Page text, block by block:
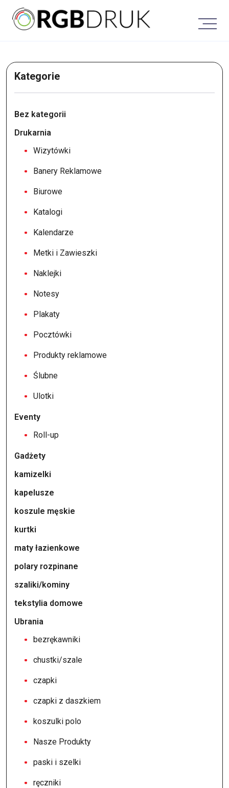
content
Kategorie
Bez kategorii
Drukarnia
Wizytówki
Banery Reklamowe
Biurowe
Katalogi
Kalendarze
Metki i Zawieszki
Naklejki
Notesy
Plakaty
Pocztówki
Produkty reklamowe
Ślubne
Ulotki
Eventy
Roll-up
Gadżety
kamizelki
kapelusze
koszule męskie
kurtki
maty łazienkowe
polary rozpinane
szaliki/kominy
tekstylia domowe
Ubrania
bezrękawniki
chustki/szale
czapki
czapki z daszkiem
koszulki polo
Nasze Produkty
paski i szelki
ręczniki